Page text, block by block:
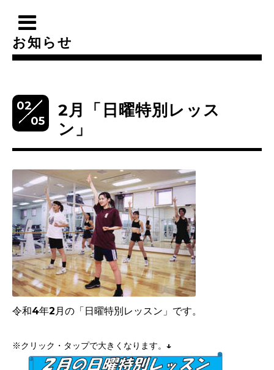
お知らせ
02
05
2月「日曜特別レッス
ン」
令和4年2月の「日曜特別レッスン」です。
※クリック・タップで大きくなります。↓